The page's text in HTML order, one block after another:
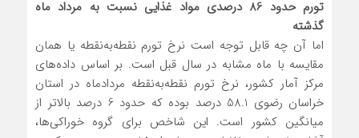
تورم حدود 86 درصدی مواد غذایی نسبت به مرداد ماه
گذشته
اما آن چه قابل ‌توجه است نرخ تورم نقطه‌به‌نقطه یا همان
مقایسه با ماه مشابه در سال قبل است. بر اساس داده‌های
مرکز آمار کشور، نرخ تورم نقطه‌به‌نقطه مردادماه در استان
خراسان رضوی 58.1 درصد بوده که حدود 6 درصد بالاتر از
میانگین کشور است. این شاخص برای گروه خوراکی‌ها،